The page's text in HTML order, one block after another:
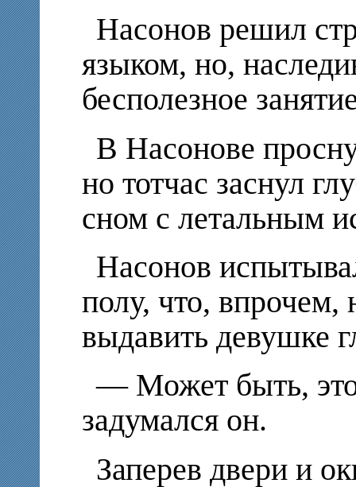
Насонов решил
языком, но,
бесполезное
В Насонове
но тотчас заснул
сном с летальным
Насонов
полу, что,
выдавить девушке
— Может быть,
задумался он.
Заперев двери и